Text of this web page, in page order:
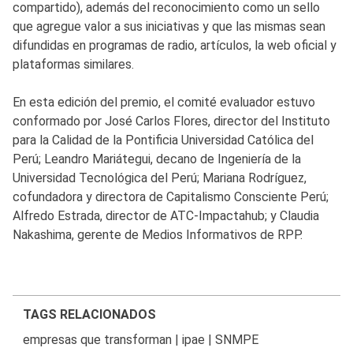
compartido), además del reconocimiento como un sello
que agregue valor a sus iniciativas y que las mismas sean
difundidas en programas de radio, artículos, la web oficial y
plataformas similares.
En esta edición del premio, el comité evaluador estuvo
conformado por José Carlos Flores, director del Instituto
para la Calidad de la Pontificia Universidad Católica del
Perú; Leandro Mariátegui, decano de Ingeniería de la
Universidad Tecnológica del Perú; Mariana Rodríguez,
cofundadora y directora de Capitalismo Consciente Perú;
Alfredo Estrada, director de ATC-Impactahub; y Claudia
Nakashima, gerente de Medios Informativos de RPP.
TAGS RELACIONADOS
empresas que transforman| ipae SNMPE